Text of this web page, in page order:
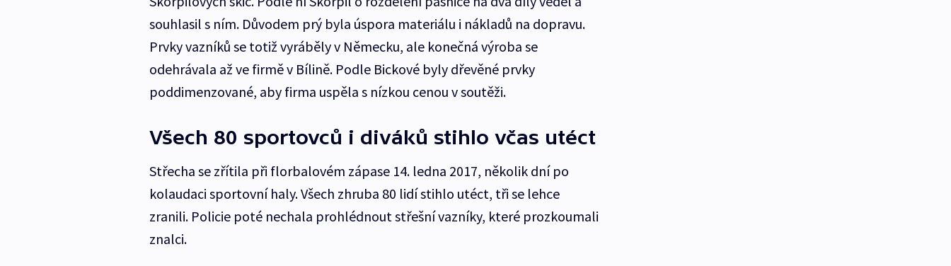
souhlasil s ním. Důvodem prý byla úspora materiálu i nákladů na dopravu.
Prvky vazníků se totiž vyráběly v Německu, ale konečná výroba se
odehrávala až ve firmě v Bílině. Podle Bickové byly dřevěné prvky
poddimenzované, aby firma uspěla s nízkou cenou v soutěži.
Všech 80 sportovců i diváků stihlo včas utéct
Střecha se zřítila při florbalovém zápase 14. ledna 2017, několik dní po
kolaudaci sportovní haly. Všech zhruba 80 lidí stihlo utéct, tři se lehce
zranili. Policie poté nechala prohlédnout střešní vazníky, které prozkoumali
znalci.